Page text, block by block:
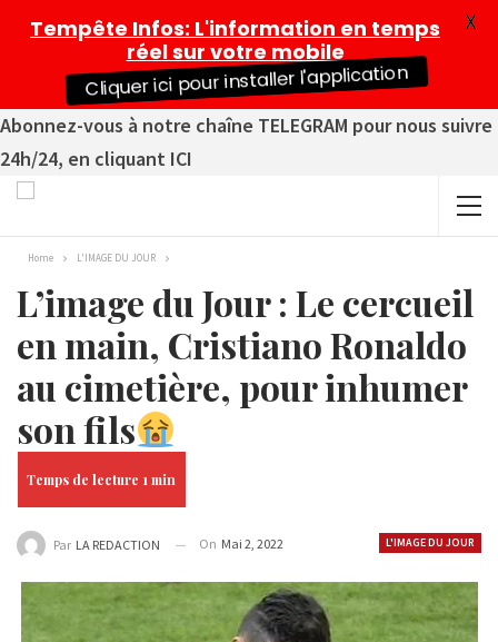
Abonnez-vous à notre chaîne TELEGRAM pour nous suivre
24h/24, en cliquant ICI
Home L'IMAGE DU JOUR
L’image du Jour : Le cercueil
en main, Cristiano Ronaldo
au cimetière, pour inhumer
son fils
L'IMAGE DU JOUR
Par LA REDACTION On Mai 2, 2022
Tempête Infos: L'information en temps
réel sur votre mobile
Cliquer ici pour installer l'application
X